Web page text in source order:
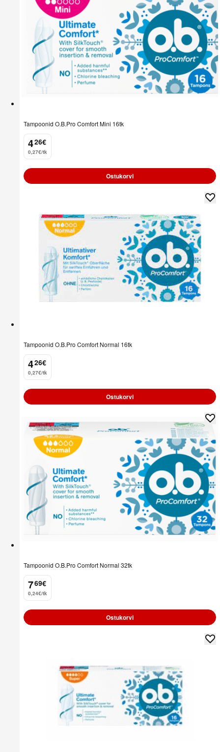
Tampoonid O.B.Pro Comfort Mini 16tk
4
. 26€
0,27€/tk
Ostukorvi
Tampoonid O.B.Pro Comfort Normal 16tk
4
. 26€
0,27€/tk
Ostukorvi
Tampoonid O.B.Pro Comfort Normal 32tk
7
. 69€
0,24€/tk
Ostukorvi